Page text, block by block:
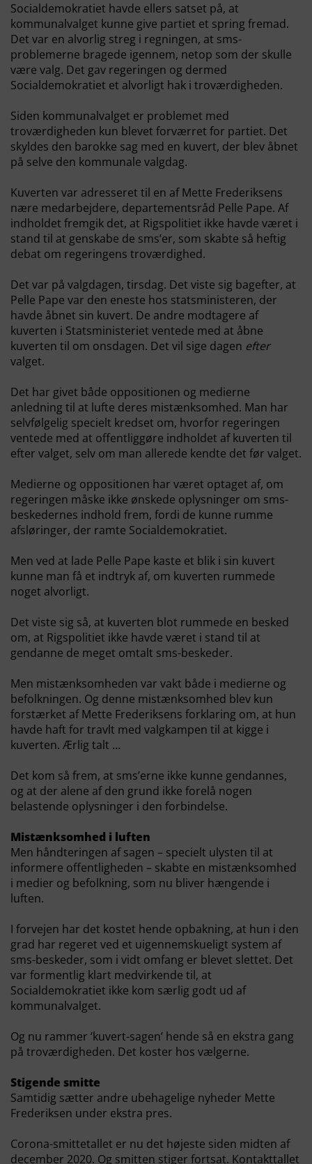
Socialdemokratiet havde ellers satset på, at
kommunalvalget kunne give partiet et spring fremad.
Det var en alvorlig streg i regningen, at sms-
problemerne bragede igennem, netop som der skulle
være valg. Det gav regeringen og dermed
Socialdemokratiet et alvorligt hak i troværdigheden.
Siden kommunalvalget er problemet med
troværdigheden kun blevet forværret for partiet. Det
skyldes den barokke sag med en kuvert, der blev åbnet
på selve den kommunale valgdag.
Kuverten var adresseret til en af Mette Frederiksens
nære medarbejdere, departementsråd Pelle Pape. Af
indholdet fremgik det, at Rigspolitiet ikke havde været i
stand til at genskabe de sms’er, som skabte så heftig
debat om regeringens troværdighed.
Det var på valgdagen, tirsdag. Det viste sig bagefter, at
Pelle Pape var den eneste hos statsministeren, der
havde åbnet sin kuvert. De andre modtagere af
kuverten i Statsministeriet ventede med at åbne
kuverten til om onsdagen. Det vil sige dagen efter
valget.
Det har givet både oppositionen og medierne
anledning til at lufte deres mistænksomhed. Man har
selvfølgelig specielt kredset om, hvorfor regeringen
ventede med at offentliggøre indholdet af kuverten til
efter valget, selv om man allerede kendte det før valget.
Medierne og oppositionen har været optaget af, om
regeringen måske ikke ønskede oplysninger om sms-
beskedernes indhold frem, fordi de kunne rumme
afsløringer, der ramte Socialdemokratiet.
Men ved at lade Pelle Pape kaste et blik i sin kuvert
kunne man få et indtryk af, om kuverten rummede
noget alvorligt.
Det viste sig så, at kuverten blot rummede en besked
om, at Rigspolitiet ikke havde været i stand til at
gendanne de meget omtalt sms-beskeder.
Men mistænksomheden var vakt både i medierne og
befolkningen. Og denne mistænksomhed blev kun
forstærket af Mette Frederiksens forklaring om, at hun
havde haft for travlt med valgkampen til at kigge i
kuverten. Ærlig talt …
Det kom så frem, at sms’erne ikke kunne gendannes,
og at der alene af den grund ikke forelå nogen
belastende oplysninger i den forbindelse.
Mistænksomhed i luften
Men håndteringen af sagen – specielt ulysten til at
informere offentligheden – skabte en mistænksomhed
i medier og befolkning, som nu bliver hængende i
luften.
I forvejen har det kostet hende opbakning, at hun i den
grad har regeret ved et uigennemskueligt system af
sms-beskeder, som i vidt omfang er blevet slettet. Det
var formentlig klart medvirkende til, at
Socialdemokratiet ikke kom særlig godt ud af
kommunalvalget.
Og nu rammer ’kuvert-sagen’ hende så en ekstra gang
på troværdigheden. Det koster hos vælgerne.
Stigende smitte
Samtidig sætter andre ubehagelige nyheder Mette
Frederiksen under ekstra pres.
Corona-smittetallet er nu det højeste siden midten af
december 2020. Og smitten stiger fortsat. Kontakttallet